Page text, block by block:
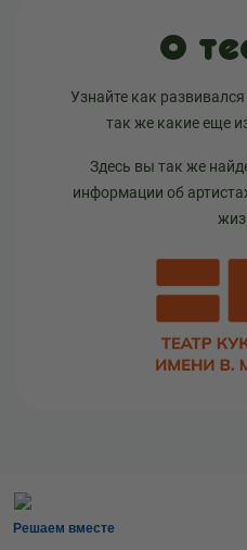
О
Узнайте как
так же какие еще
Здесь вы так же
информации об
Решаем вместе